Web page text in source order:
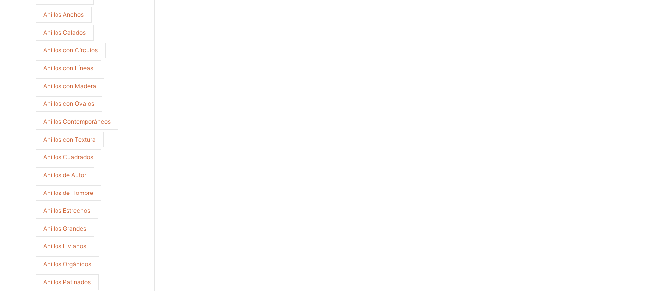
Anillos Anchos
Anillos Calados
Anillos con Círculos
Anillos con Líneas
Anillos con Madera
Anillos con Ovalos
Anillos Contemporáneos
Anillos con Textura
Anillos Cuadrados
Anillos de Autor
Anillos de Hombre
Anillos Estrechos
Anillos Grandes
Anillos Livianos
Anillos Orgánicos
Anillos Patinados